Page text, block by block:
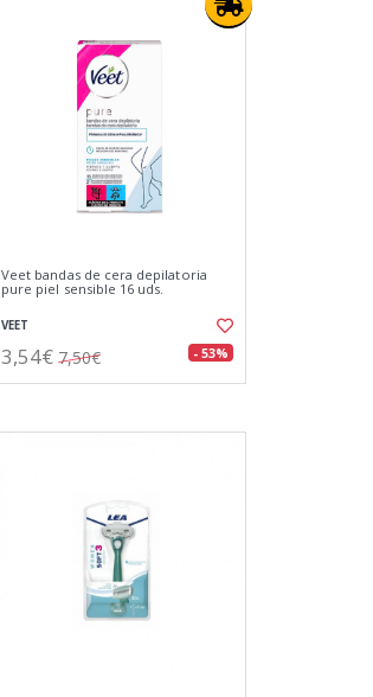
Veet bandas de cera depilatoria
pure piel sensible 16 uds.
VEET
3,54€ 7,50€ - 53%